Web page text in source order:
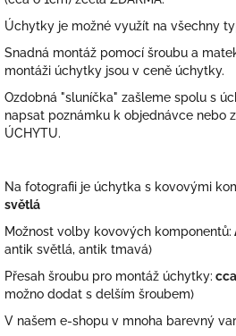
Úchytky je možné využít na všechny
Snadná montáž pomocí šroubu a
montáži úchytky jsou v ceně úchytky.
Ozdobná "sluníčka" zašleme spolu s
napsat poznámku k objednávce nebo
ÚCHYTU.
Na fotografii je úchytka s kovovými
světlá
Možnost volby kovových komponentů:
antik světlá, antik tmavá)
Přesah šroubu pro montáž úchytky:
možno dodat s delším šroubem)
V našem e-shopu v mnoha barevný